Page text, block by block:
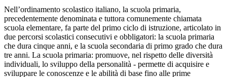
Nell’ordinamento scolastico italiano, la scuola primaria,
precedentemente denominata e tuttora comunemente chiamata
scuola elementare, fa parte del primo ciclo di istruzione, articolato in
due percorsi scolastici consecutivi e obbligatori: la scuola primaria
che dura cinque anni, e la scuola secondaria di primo grado che dura
tre anni. La scuola primaria: promuove, nel rispetto delle diversità
individuali, lo sviluppo della personalità - permette di acquisire e
sviluppare le conoscenze e le abilità di base fino alle prime